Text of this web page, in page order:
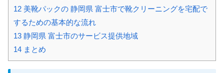
12 美靴パックの 静岡県 富士市で靴クリーニングを宅配で
するための基本的な流れ
13 静岡県 富士市のサービス提供地域
14 まとめ